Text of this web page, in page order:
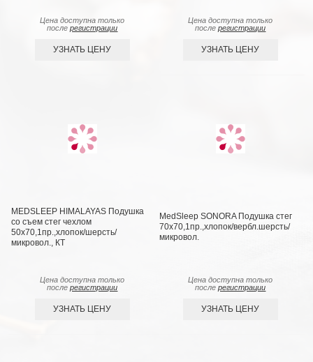
Цена доступна только
послерегистрации
УЗНАТЬ ЦЕНУ
Цена доступна только
послерегистрации
УЗНАТЬ ЦЕНУ
MEDSLEEP HIMALAYAS Подушка
со съем стег чехлом
50х70,1пр.,хлопок/шерсть/
микровол., КТ
Цена доступна только
послерегистрации
УЗНАТЬ ЦЕНУ
MedSleep SONORA Подушка стег
70х70,1пр.,хлопок/вербл.шерсть/
микровол.
Цена доступна только
послерегистрации
УЗНАТЬ ЦЕНУ